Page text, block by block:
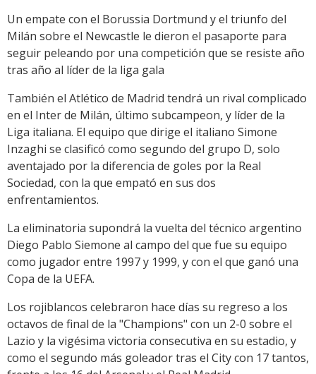
Un empate con el Borussia Dortmund y el triunfo del
Milán sobre el Newcastle le dieron el pasaporte para
seguir peleando por una competición que se resiste año
tras año al líder de la liga gala
También el Atlético de Madrid tendrá un rival complicado
en el Inter de Milán, último subcampeon, y líder de la
Liga italiana. El equipo que dirige el italiano Simone
Inzaghi se clasificó como segundo del grupo D, solo
aventajado por la diferencia de goles por la Real
Sociedad, con la que empató en sus dos
enfrentamientos.
La eliminatoria supondrá la vuelta del técnico argentino
Diego Pablo Siemone al campo del que fue su equipo
como jugador entre 1997 y 1999, y con el que ganó una
Copa de la UEFA.
Los rojiblancos celebraron hace días su regreso a los
octavos de final de la "Champions" con un 2-0 sobre el
Lazio y la vigésima victoria consecutiva en su estadio, y
como el segundo más goleador tras el City con 17 tantos,